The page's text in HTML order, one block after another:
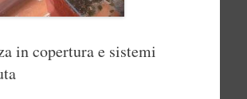
in copertura e sistemi